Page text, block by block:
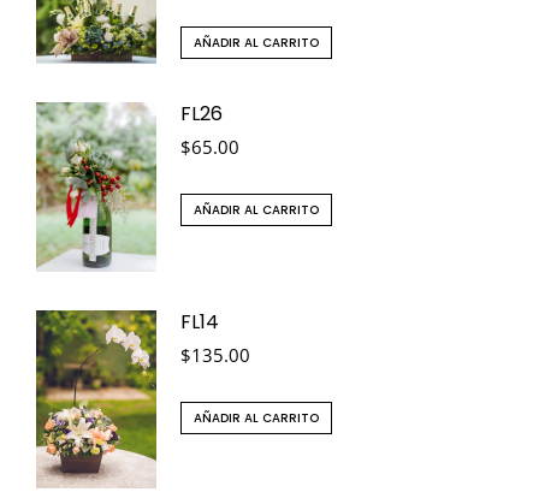
AÑADIR AL CARRITO
FL26
$65.00
AÑADIR AL CARRITO
FL14
$135.00
AÑADIR AL CARRITO